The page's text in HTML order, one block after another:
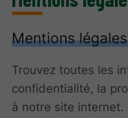
Mentions
Trouvez toutes les
confidentialité, la
à notre site internet.